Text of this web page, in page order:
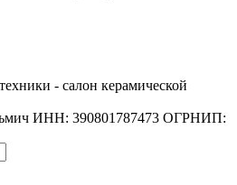
- салон керамической
ИНН: 390801787473 ОГРНИП: